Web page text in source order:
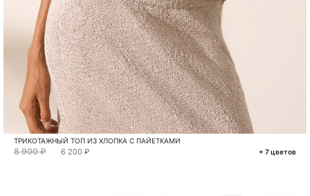
ТРИКОТАЖНЫЙ ТОП ИЗ ХЛОПКА С ПАЙЕТКАМИ
8 900 ₽ 6 200 ₽ + 7 цветов